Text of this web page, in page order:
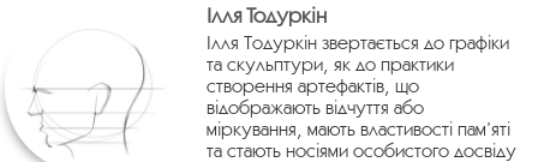
Ілля Тодуркін
Ілля Тодуркін звертається до графіки
та скульптури, як до практики
створення артефактів, що
відображають відчуття або
міркування, мають властивості пам’яті
та стають носіями особистого досвіду